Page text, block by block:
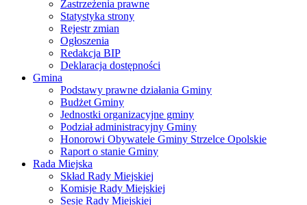
Zastrzeżenia prawne
Statystyka strony
Rejestr zmian
Ogłoszenia
Redakcja BIP
Deklaracja dostępności
Gmina
Podstawy prawne działania Gminy
Budżet Gminy
Jednostki organizacyjne gminy
Podział administracyjny Gminy
Honorowi Obywatele Gminy Strzelce Opolskie
Raport o stanie Gminy
Rada Miejska
Skład Rady Miejskiej
Komisje Rady Miejskiej
Sesje Rady Miejskiej